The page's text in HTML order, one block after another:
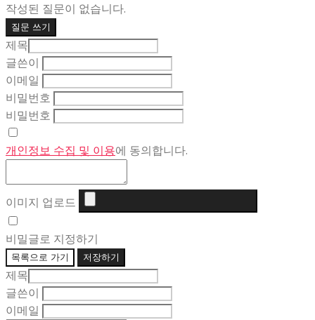
작성된 질문이 없습니다.
질문 쓰기
제목
글쓴이
이메일
비밀번호
비밀번호
개인정보 수집 및 이용에 동의합니다.
이미지 업로드
비밀글로 지정하기
목록으로 가기 저장하기
제목
글쓴이
이메일